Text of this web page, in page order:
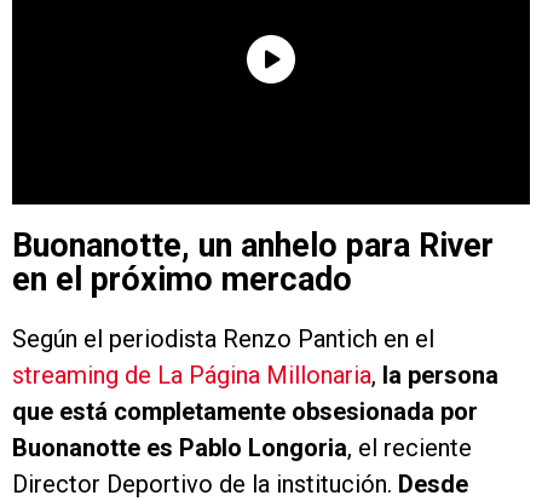
Buonanotte, un anhelo para River
en el próximo mercado
Según el periodista Renzo Pantich en el
streaming de La Página Millonaria, la persona
que está completamente obsesionada por
Buonanotte es Pablo Longoria, el reciente
Director Deportivo de la institución. Desde